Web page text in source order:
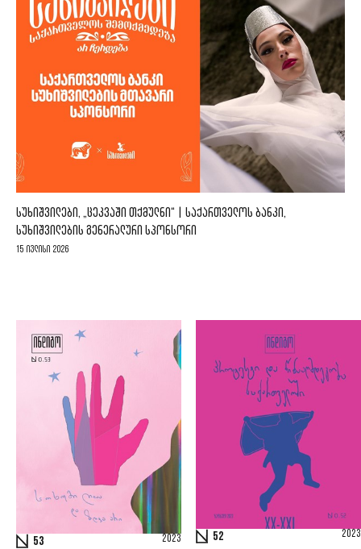
ᲡᲣᲮᲘᲨᲕᲘᲚᲔᲑᲘ, „ᲪᲔᲙᲕᲐᲨᲘ ᲗᲥᲛᲣᲚᲜᲘ“ | ᲡᲐᲥᲐᲠᲗᲕᲔᲚᲝᲡ ᲑᲐᲜᲙᲘ,
ᲡᲣᲮᲘᲨᲕᲘᲚᲔᲑᲘᲡ ᲒᲔᲜᲔᲠᲐᲚᲣᲠᲘ ᲡᲞᲝᲜᲡᲝᲠᲘ
15 ივლისი 2026
53 2023 52 2023